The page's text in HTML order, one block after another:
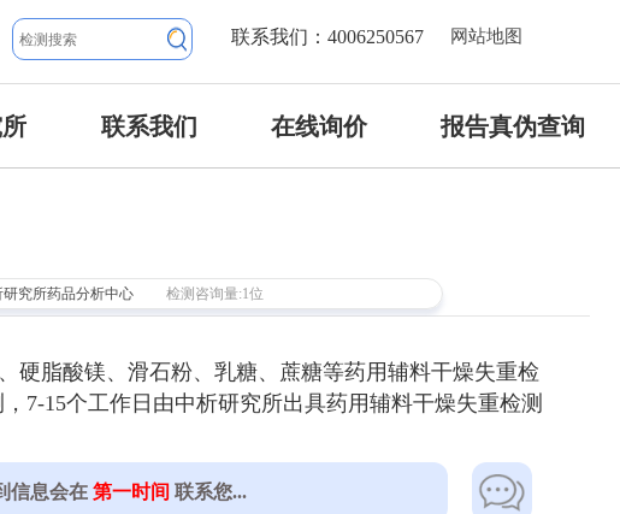
网站地图
联系我们：4006250567
联系我们 在线询价 报告真伪查询
研究所药品分析中心 检测咨询量:1位
硬脂酸镁、滑石粉、乳糖、蔗糖等药用辅料干燥失重检
7-15个工作日由中析研究所出具药用辅料干燥失重检测
信息会在第一时间 联系您...